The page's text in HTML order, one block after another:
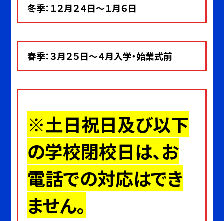
冬季：１２月２４日～１月６日
春季：３月２５日～４月入学・始業式前
※土日祝日及び以下
の学校閉校日は、お
電話での対応はでき
ません。